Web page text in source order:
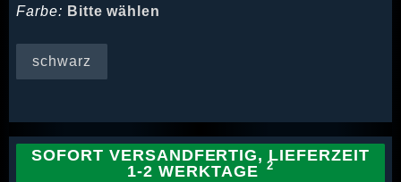
Farbe: Bitte wählen
schwarz
SOFORT VERSANDFERTIG, LIEFERZEIT
1-2 WERKTAGE